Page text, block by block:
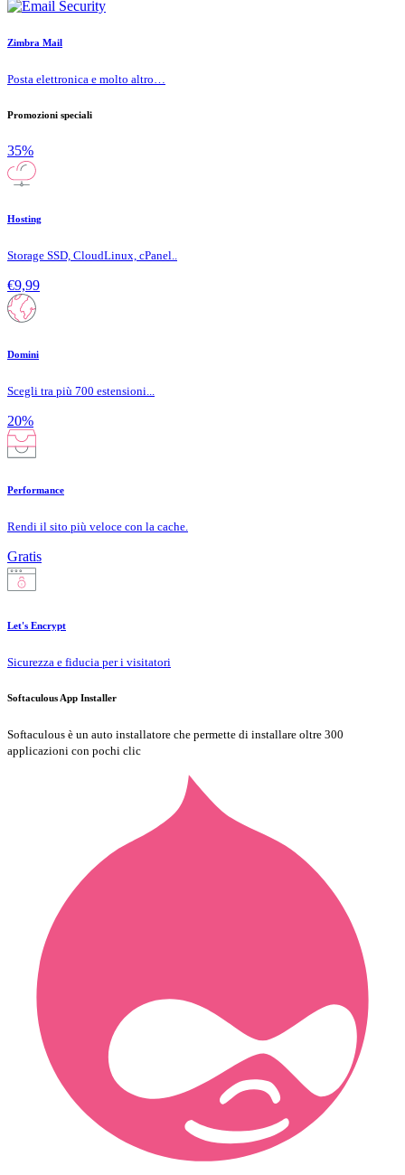
Zimbra Mail
Posta elettronica e molto altro…
Promozioni speciali
35%
Hosting
Storage SSD, CloudLinux, cPanel..
€9,99
Domini
Scegli tra più 700 estensioni...
20%
Performance
Rendi il sito più veloce con la cache.
Gratis
Let's Encrypt
Sicurezza e fiducia per i visitatori
Softaculous App Installer
Softaculous è un auto installatore che permette di installare oltre 300
applicazioni con pochi clic